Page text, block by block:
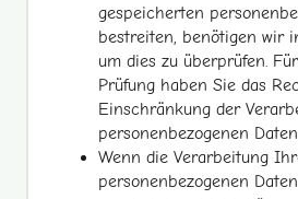
gespeicherten
bestreiten, benötigen wir
um dies zu überprüfen.
Prüfung haben Sie das
Einschränkung der
personenbezogenen
Wenn die Verarbeitung
personenbezogenen